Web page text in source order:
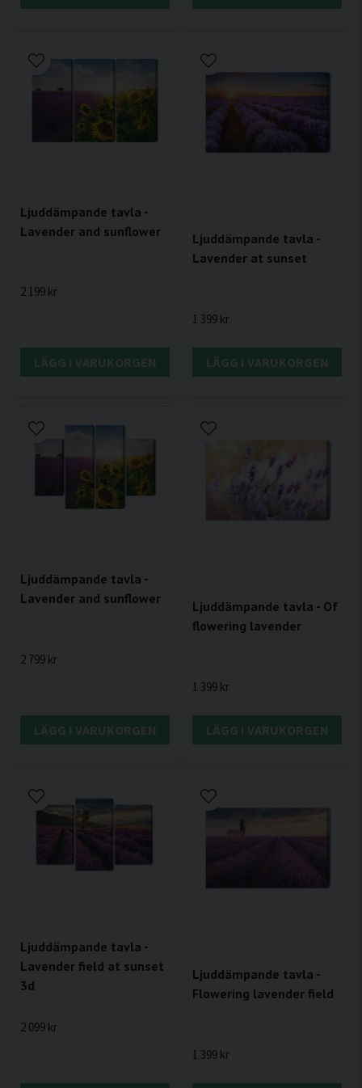
Ljuddämpande tavla -
Lavender and sunflower
2 199 kr
LÄGG I VARUKORGEN
Ljuddämpande tavla -
Lavender at sunset
1 399 kr
LÄGG I VARUKORGEN
Ljuddämpande tavla -
Lavender and sunflower
2 799 kr
LÄGG I VARUKORGEN
Ljuddämpande tavla - Of
flowering lavender
1 399 kr
LÄGG I VARUKORGEN
Ljuddämpande tavla -
Lavender field at sunset
3d
2 099 kr
Ljuddämpande tavla -
Flowering lavender field
1 399 kr